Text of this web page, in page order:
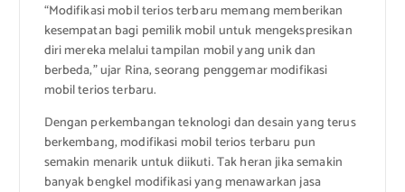
“Modifikasi mobil terios terbaru memang memberikan
kesempatan bagi pemilik mobil untuk mengekspresikan
diri mereka melalui tampilan mobil yang unik dan
berbeda,” ujar Rina, seorang penggemar modifikasi
mobil terios terbaru.
Dengan perkembangan teknologi dan desain yang terus
berkembang, modifikasi mobil terios terbaru pun
semakin menarik untuk diikuti. Tak heran jika semakin
banyak bengkel modifikasi yang menawarkan jasa